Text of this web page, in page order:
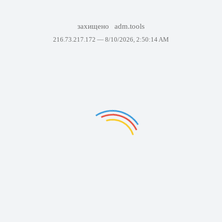
захищено adm.tools
216.73.217.172 — 8/10/2026, 2:50:14 AM